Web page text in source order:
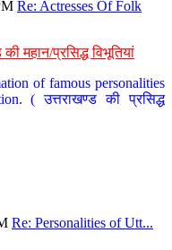
Re: Actresses Of Folk
महान/प्रसिद्ध विभूतियां
of famous personalities
( उत्तराखण्ड की प्रसिद्ध
Re: Personalities of Utt...